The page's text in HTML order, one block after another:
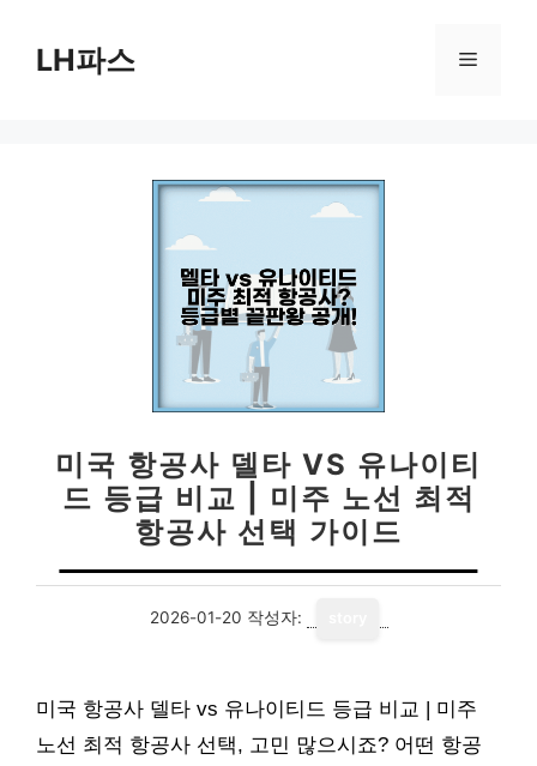
LH파스 메
미국 항공사 델타 VS 유나이티
드 등급 비교 | 미주 노선 최적
항공사 선택 가이드
2026-01-20 작성자:
미국 항공사 델타 vs 유나이티드 등급 비교 | 미주
노선 최적 항공사 선택, 고민 많으시죠? 어떤 항공